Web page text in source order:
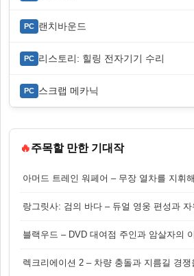
PC 랜치바운드
PC 리스토리: 힐링 전자기기 수리
PC 스크랩 메카닉
🔥주목할 만한 기대작